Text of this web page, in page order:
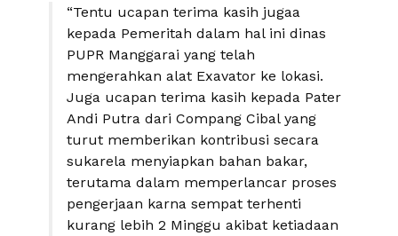
“Tentu ucapan terima kasih jugaa
kepada Pemeritah dalam hal ini dinas
PUPR Manggarai yang telah
mengerahkan alat Exavator ke lokasi.
Juga ucapan terima kasih kepada Pater
Andi Putra dari Compang Cibal yang
turut memberikan kontribusi secara
sukarela menyiapkan bahan bakar,
terutama dalam memperlancar proses
pengerjaan karna sempat terhenti
kurang lebih 2 Minggu akibat ketiadaan